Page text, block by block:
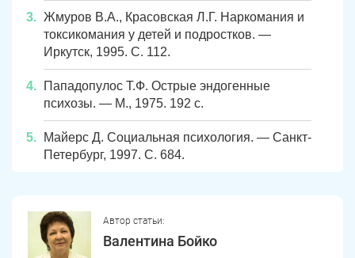
Жмуров В.А., Красовская Л.Г. Наркомания и
токсикомания у детей и подростков. —
Иркутск, 1995. С. 112.
Пападопулос Т.Ф. Острые эндогенные
психозы. — М., 1975. 192 с.
Майерс Д. Социальная психология. — Санкт-
Петербург, 1997. С. 684.
Автор статьи:
Валентина Бойко
ПОЛУЧИТЬ ПОМОЩЬ
Записаться
ЗАДАТЬ ВОПРОС
ПОЛУЧИТЬ ПОМОЩЬ
Записаться
ПОЛУЧИТЬ ПОМОЩЬ
Записаться
Касли
Челябинск
Красногорский Нязепетровск
Первомайский Карабаш
Зауральский Межозерный